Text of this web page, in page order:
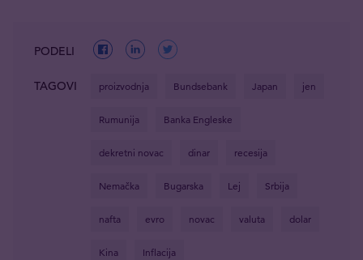
PODELI
TAGOVI proizvodnja Bundsebank Japan jen
Rumunija Banka Engleske
dekretni novac dinar recesija
Nemačka Bugarska Lej Srbija
nafta evro novac valuta dolar
Kina Inflacija